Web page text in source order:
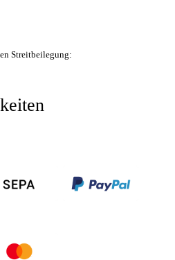
Streitbeilegung: